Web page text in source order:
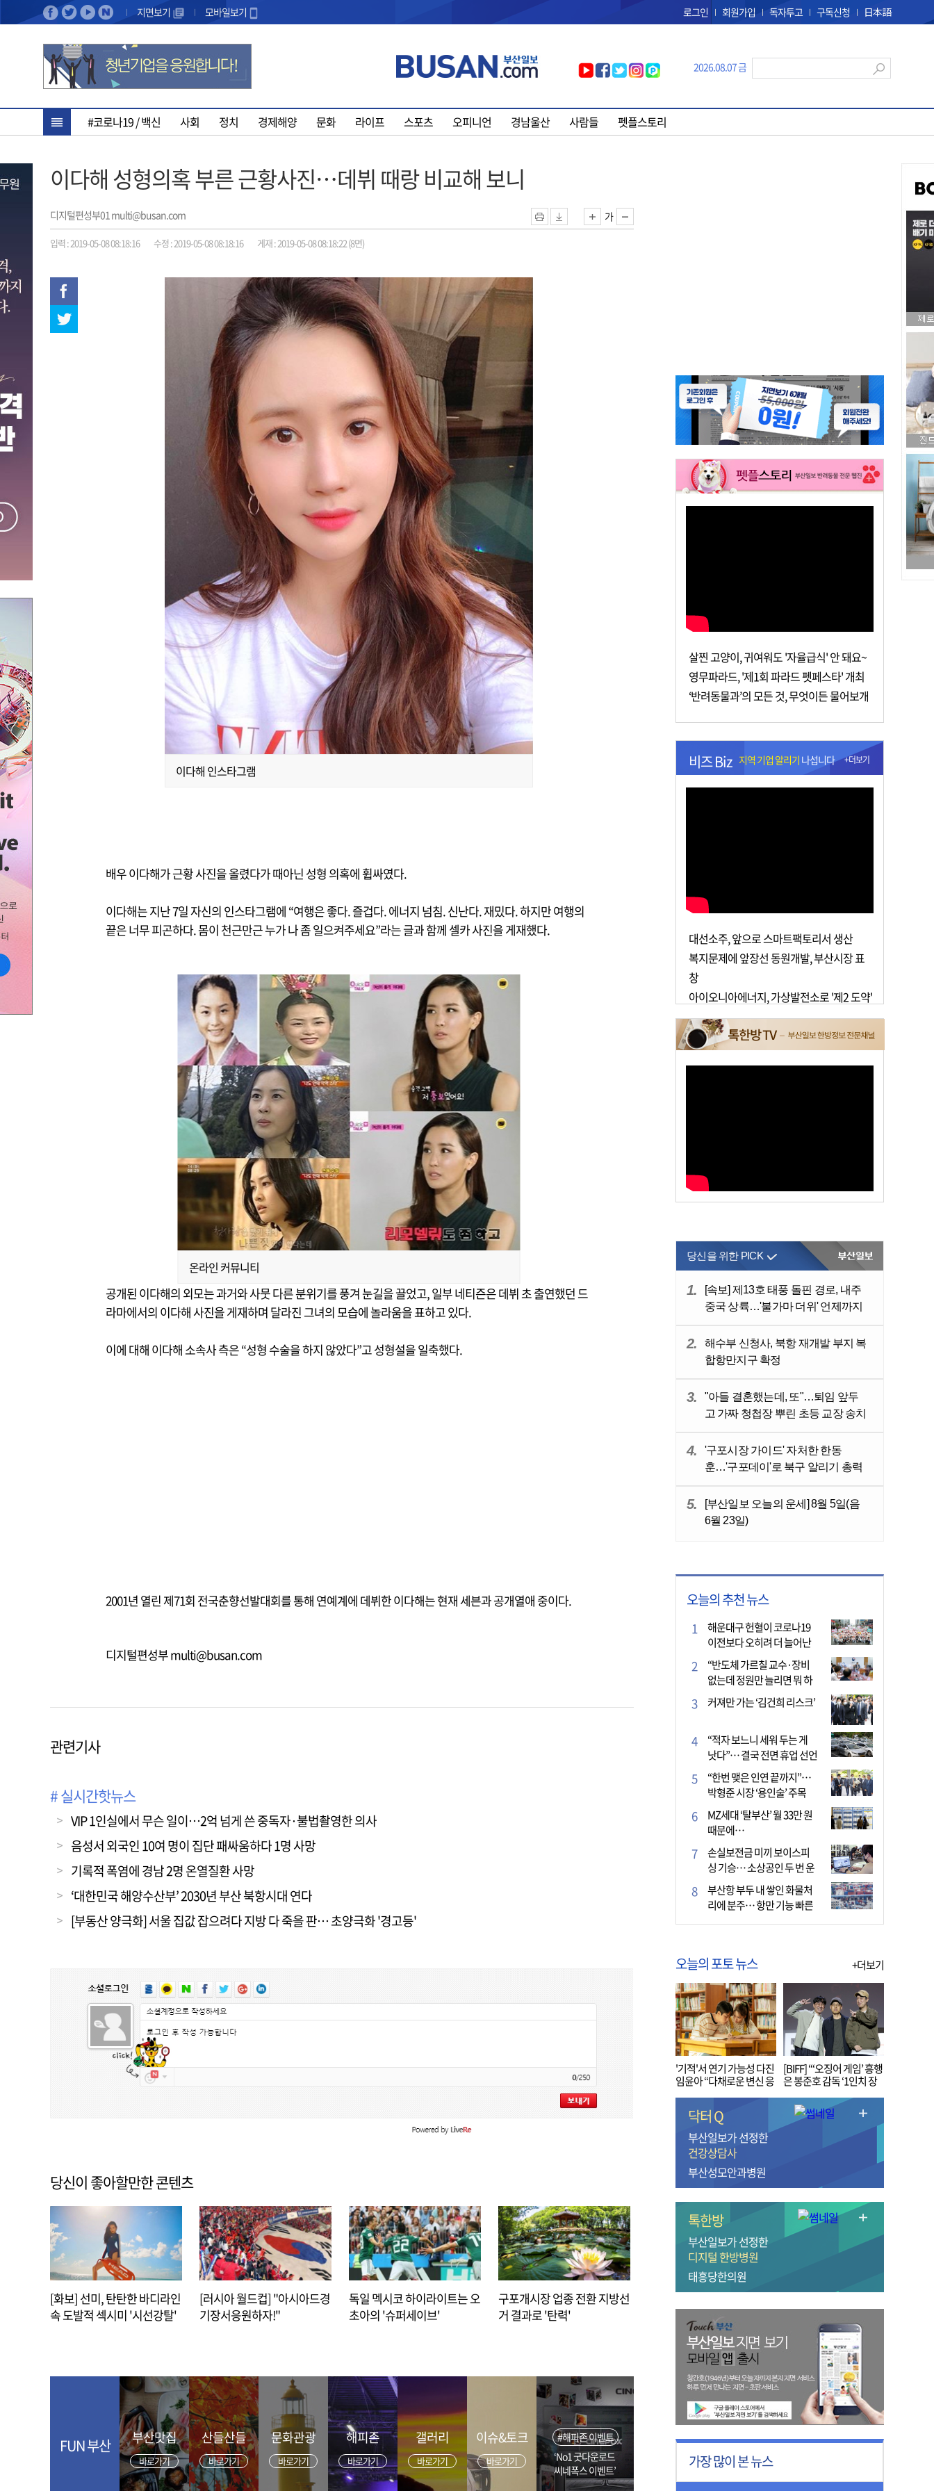
지면보기 모바일보기 로그인 회원가입 독자투고 구독신청 日本語
2026.08.07 금
#코로나19 / 백신 사회 정치 경제해양 문화 라이프 스포츠 오피니언 경남울산 사람들 펫플스토리
이다해 성형의혹 부른 근황사진…데뷔 때랑 비교해 보니
디지털편성부01 multi@busan.com 가
입력 : 2019-05-08 08:18:16 수정 : 2019-05-08 08:18:16 게재 : 2019-05-08 08:18:22 (8면)
이다해 인스타그램
배우 이다해가 근황 사진을 올렸다가 때아닌 성형 의혹에 휩싸였다.
이다해는 지난 7일 자신의 인스타그램에 “여행은 좋다. 즐겁다. 에너지 넘침. 신난다. 재밌다. 하지만 여행의
끝은 너무 피곤하다. 몸이 천근만근 누가 나 좀 일으켜주세요”라는 글과 함께 셀카 사진을 게재했다.
온라인 커뮤니티
공개된 이다해의 외모는 과거와 사뭇 다른 분위기를 풍겨 눈길을 끌었고, 일부 네티즌은 데뷔 초 출연했던 드
라마에서의 이다해 사진을 게재하며 달라진 그녀의 모습에 놀라움을 표하고 있다.
이에 대해 이다해 소속사 측은 “성형 수술을 하지 않았다”고 성형설을 일축했다.
2001년 열린 제71회 전국춘향선발대회를 통해 연예계에 데뷔한 이다해는 현재 세븐과 공개열애 중이다.
디지털편성부 multi@busan.com
관련기사
# 실시간핫뉴스
VIP 1인실에서 무슨 일이…2억 넘게 쓴 중독자·불법촬영한 의사
음성서 외국인 10여 명이 집단 패싸움하다 1명 사망
기록적 폭염에 경남 2명 온열질환 사망
‘대한민국 해양수산부’ 2030년 부산 북항시대 연다
[부동산 양극화] 서울 집값 잡으려다 지방 다 죽을 판… 초양극화 '경고등'
당신이 좋아할만한 콘텐츠
[화보] 선미, 탄탄한 바디라인
속 도발적 섹시미 '시선강탈'
[러시아 월드컵] "아시아드경
기장서응원하자!"
독일 멕시코 하이라이트는 오
초아의 '슈퍼세이브'
구포개시장 업종 전환 지방선
거 결과로 '탄력'
FUN 부산 부산맛집
바로가기
산들산들
바로가기
문화관광
바로가기
해피존
바로가기
갤러리
바로가기
이슈&토크
바로가기
#해피존 이벤트
‘No1 굿다운로드
씨네폭스 이벤트’
살찐 고양이, 귀여워도 '자율급식' 안 돼요~
영무파라드, '제1회 파라드 펫페스타' 개최
‘반려동물과’의 모든 것, 무엇이든 물어보개
비즈 Biz 지역 기업 알리기 나섭니다 +더보기
대선소주, 앞으로 스마트팩토리서 생산
복지문제에 앞장선 동원개발, 부산시장 표
창
아이오니아에너지, 가상발전소로 '제2 도약'
오늘의 추천 뉴스
해운대구 헌혈이 코로나19
이전보다 오히려 더 늘어난
이유는?
“반도체 가르칠 교수·장비
없는데 정원만 늘리면 뭐 하
나”
커져만 가는 ‘김건희 리스크’
“적자 보느니 세워 두는 게
낫다”… 결국 전면 휴업 선언
한 택시회사
“한번 맺은 인연 끝까지”…
박형준 시장 ‘용인술’ 주목
MZ세대 ‘탈부산’ 월 33만 원
때문에…
손실보전금 미끼 보이스피
싱 기승… 소상공인 두 번 운
다
부산항 부두 내 쌓인 화물처
리에 분주… 항만 기능 빠른
회복세
오늘의 포토 뉴스 +더보기
'기적'서 연기 가능성 다진
임윤아 “다채로운 변신 응
[BIFF] “‘오징어 게임’ 흥행
은 봉준호 감독 ‘1인치 장
닥터 Q
부산일보가 선정한
건강상담사
부산성모안과병원
톡한방
부산일보가 선정한
디지털 한방병원
태흥당한의원
가장 많이 본 뉴스